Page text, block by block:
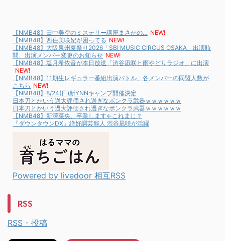
【NMB48】田中美空のミステリー講座まさかの… NEW!
【NMB48】西住美咲妃が困ってる NEW!
【NMB48】大阪泉州夏祭り2026「SBI MUSIC CIRCUS OSAKA」出演時
間、出演メンバー変更のお知らせ NEW!
【NMB48】塩月希依音が本日放送「渋谷凪咲と雨やどりラジオ」に出演
NEW!
【NMB48】11期生レギュラー番組出演バトル、各メンバーの同盟人数が
こちら NEW!
【NMB48】8/24(日)新YNNキャンプ開催決定
日本刀とかいう過大評価され過ぎなボンクラ武器ｗｗｗｗｗｗ
日本刀とかいう過大評価され過ぎなボンクラ武器ｗｗｗｗｗｗ
【NMB48】新澤菜央、卒業します←これまじ？
『ダウンタウンDX』絶好調芸能人 渋谷凪咲が活躍
Powered by livedoor 相互RSS
RSS
RSS - 投稿